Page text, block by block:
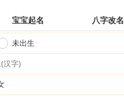
宝宝起名 八字改名
未出生